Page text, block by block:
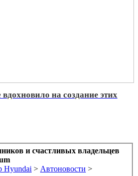
на создание этих
и счастливых владельцев
Hyundai > Автоновости >